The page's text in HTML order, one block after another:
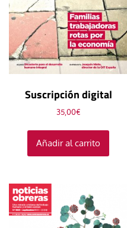
Suscripción digital
35,00€
Añadir al carrito